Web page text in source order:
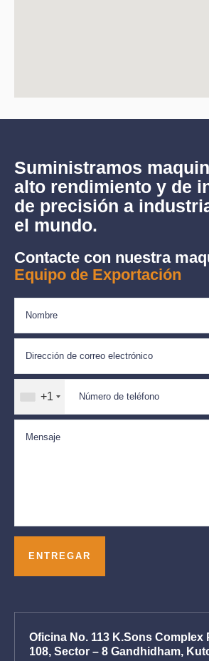
Suministramos
alto rendimiento y de
de precisión a
el mundo.
Contacte con nuestra
Equipo de Exportación
+1
Oficina No. 113 K.Sons Complex
108, Sector – 8 Gandhidham,